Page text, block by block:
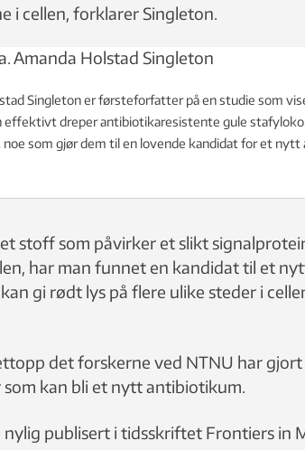
i cellen, forklarer Singleton.
Singleton er førsteforfatter på en studie som
effektivt dreper antibiotikaresistente gule
noe som gjør dem til en lovende kandidat for et nytt
stoff som påvirker et slikt
har man funnet en kandidat til et
gi rødt lys på flere ulike steder i
det forskerne ved NTNU har
kan bli et nytt antibiotikum.
nylig publisert i tidsskriftet Frontiers in